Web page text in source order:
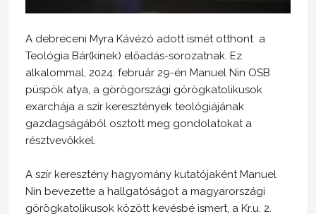
A debreceni Myra Kávézó adott ismét otthont a
Teológia Bár(kinek) előadás-sorozatnak. Ez
alkalommal, 2024. február 29-én Manuel Nin OSB
püspök atya, a görögországi görögkatolikusok
exarchája a szír keresztények teológiájának
gazdagságából osztott meg gondolatokat a
résztvevőkkel.
A szír keresztény hagyomány kutatójaként Manuel
Nin bevezette a hallgatóságot a magyarországi
görögkatolikusok között kevésbé ismert, a Kr.u. 2.